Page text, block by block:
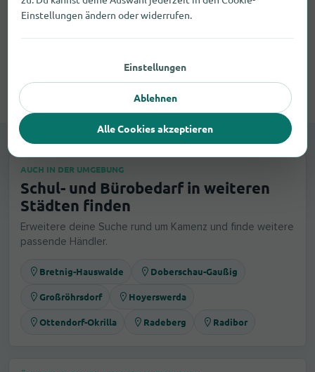
AUCH IN DER UMGEBUNG
Schul- und Bürobedarf in weiteren
Städten finden
Erweitere deine Suche rund um Kamenz und finde weitere
passende Händler.
Bretnig-Hauswalde Doberschau-Gaußig
Großröhrsdorf Hoyerswerda
Ottendorf-Okrilla Radeberg Radibor
Einstellungen ändern oder widerrufen.
Einstellungen
Ablehnen
Alle Cookies akzeptieren